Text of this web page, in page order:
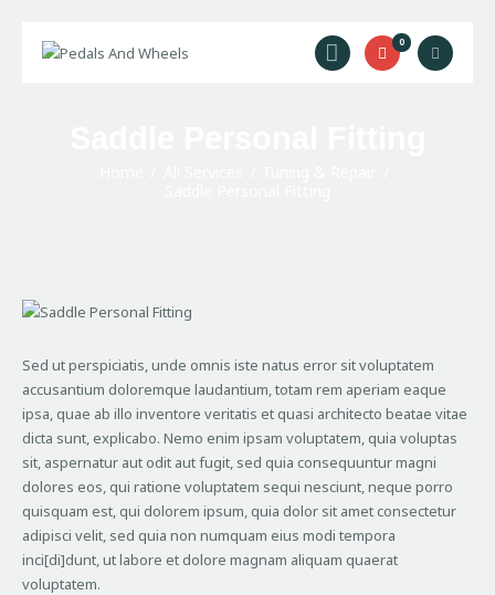
0
Sed ut perspiciatis, unde omnis iste natus error sit voluptatem
accusantium doloremque laudantium, totam rem aperiam eaque
ipsa, quae ab illo inventore veritatis et quasi architecto beatae vitae
dicta sunt, explicabo. Nemo enim ipsam voluptatem, quia voluptas
sit, aspernatur aut odit aut fugit, sed quia consequuntur magni
dolores eos, qui ratione voluptatem sequi nesciunt, neque porro
quisquam est, qui dolorem ipsum, quia dolor sit amet consectetur
adipisci velit, sed quia non numquam eius modi tempora
inci[di]dunt, ut labore et dolore magnam aliquam quaerat
voluptatem.